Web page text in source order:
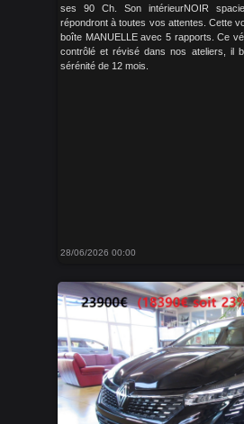
ses 90 Ch. Son intérieurNOIR
répondront à toutes vos attentes. Cette
boîte MANUELLE avec 5 rapports. Ce
contrôlé et révisé dans nos ateliers, il
sérénité de 12 mois.
28/06/2026 00:00